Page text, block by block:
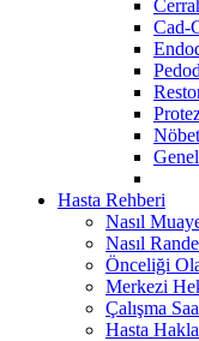
Cad-
Hasta Rehberi
Nasıl
Nasıl
Önceliği
Merkezi
Çalışma
Hasta